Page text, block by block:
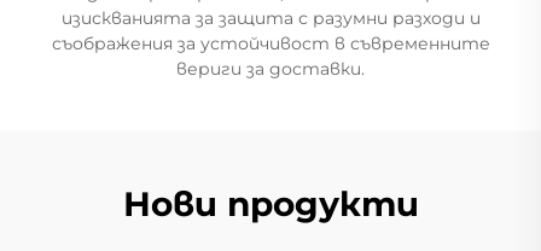
изискванията за защита с разумни разходи и
съображения за устойчивост в съвременните
вериги за доставки.
Нови продукти